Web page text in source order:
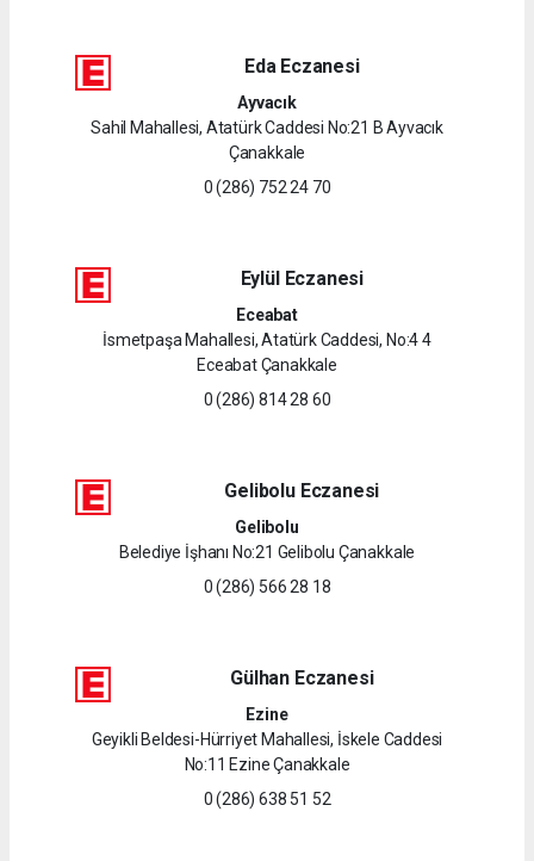
Eda Eczanesi
Ayvacık
Sahil Mahallesi, Atatürk Caddesi No:21 B Ayvacık
Çanakkale
0 (286) 752 24 70
Eylül Eczanesi
Eceabat
İsmetpaşa Mahallesi, Atatürk Caddesi, No:4 4
Eceabat Çanakkale
0 (286) 814 28 60
Gelibolu Eczanesi
Gelibolu
Belediye İşhanı No:21 Gelibolu Çanakkale
0 (286) 566 28 18
Gülhan Eczanesi
Ezine
Geyikli Beldesi-Hürriyet Mahallesi, İskele Caddesi
No:11 Ezine Çanakkale
0 (286) 638 51 52